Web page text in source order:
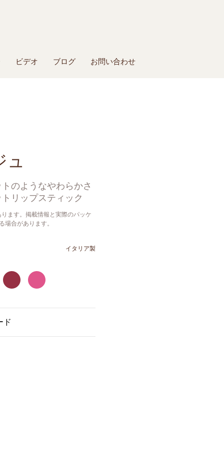
ビデオ ブログ お問い合わせ
ュ
のようなやわらかさ
リップスティック
ます。掲載情報と実際のパッケ
場合があります。
イタリア製
ド